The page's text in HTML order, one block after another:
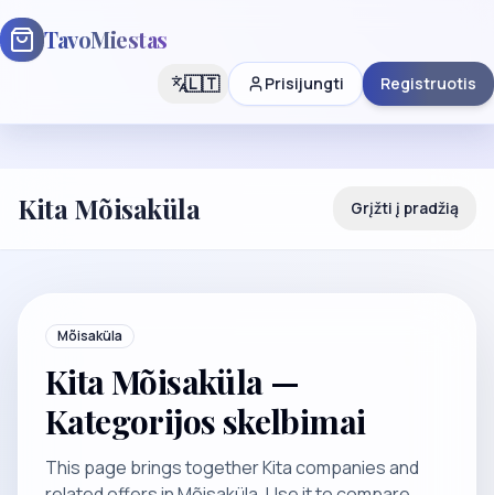
TavoMiestas
🇱🇹 Prisijungti Registruotis
Kita Mõisaküla Grįžti į pradžią
Mõisaküla
Kita Mõisaküla —
Kategorijos skelbimai
This page brings together Kita companies and